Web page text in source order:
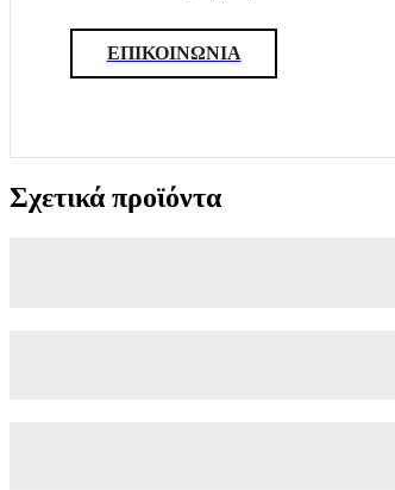
ΕΠΙΚΟΙΝΩΝΙΑ
Σχετικά προϊόντα